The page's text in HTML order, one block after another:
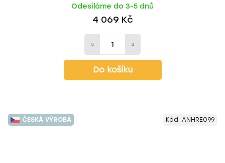
Odesíláme do 3-5 dnů
4 069 Kč
Do košíku
ČESKÁ VÝROBA Kód: ANHRE099